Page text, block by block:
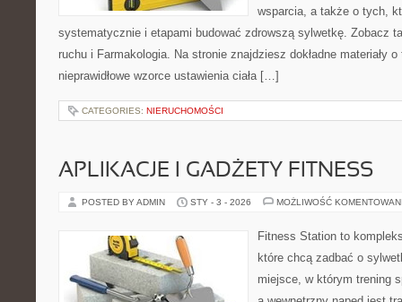
wsparcia, a także o tych,
systematycznie i etapami budować zdrowszą sylwetkę. Zobacz
ruchu i Farmakologia. Na stronie znajdziesz dokładne materiały
nieprawidłowe wzorce ustawienia ciała […]
CATEGORIES: NIERUCHOMOŚCI
APLIKACJE I GADŻETY FITNESS
POSTED BY ADMIN STY - 3 - 2026 MOŻLIWOŚĆ
Fitness Station to
które chcą zadbać o
miejsce, w którym trening